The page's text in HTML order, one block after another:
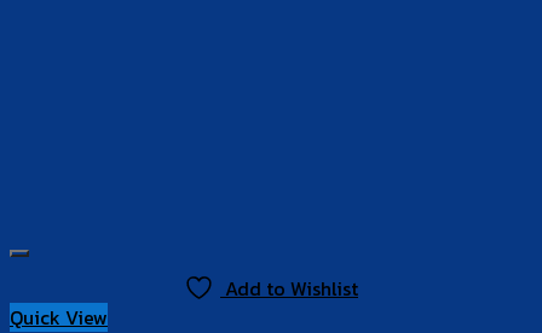
Add to Wishlist
Quick View